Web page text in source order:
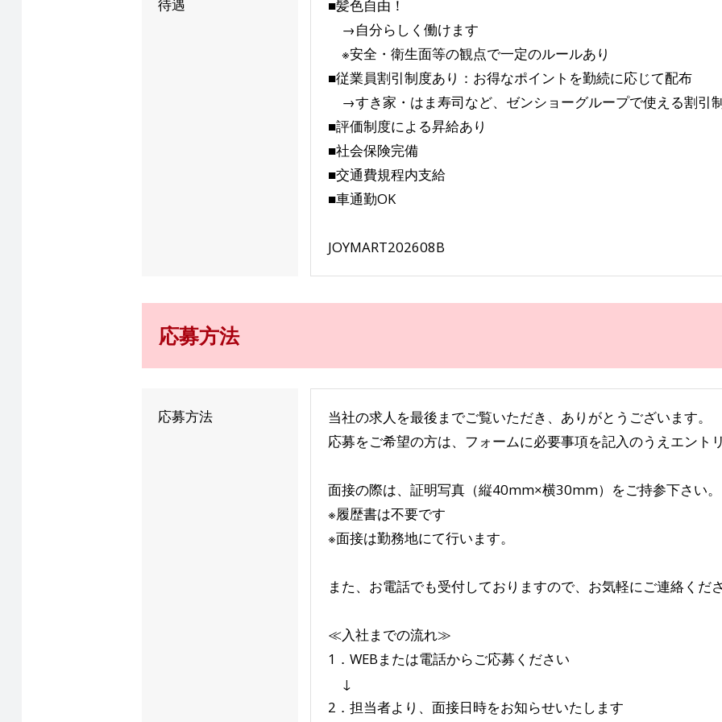
待遇
■髪色自由！
→自分らしく働けます
※安全・衛生面等の観点で一定のルールあり
■従業員割引制度あり：お得なポイントを勤続に応じて配布
→すき家・はま寿司など、ゼンショーグループで使える割引
■評価制度による昇給あり
■社会保険完備
■交通費規程内支給
■車通勤OK
JOYMART202608B
応募方法
応募方法
当社の求人を最後までご覧いただき、ありがとうございます。
応募をご希望の方は、フォームに必要事項を記入のうえエント
面接の際は、証明写真（縦40mm×横30mm）をご持参下さい。
※履歴書は不要です
※面接は勤務地にて行います。
また、お電話でも受付しておりますので、お気軽にご連絡くだ
≪入社までの流れ≫
1．WEBまたは電話からご応募ください
↓
2．担当者より、面接日時をお知らせいたします